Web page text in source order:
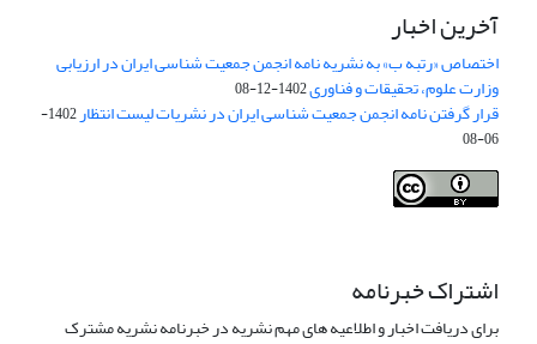
آخرین اخبار
اختصاص «رتبه ب» به نشریه نامه انجمن جمعیت شناسی ایران در ارزیابی
وزارت علوم، تحقیقات و فناوری1402-12-08
قرار گرفتن نامه انجمن جمعیت شناسی ایران در نشریات لیست انتظار
1402-
06-08
اشتراک خبرنامه
برای دریافت اخبار و اطلاعیه های مهم نشریه در خبرنامه نشریه مشترک